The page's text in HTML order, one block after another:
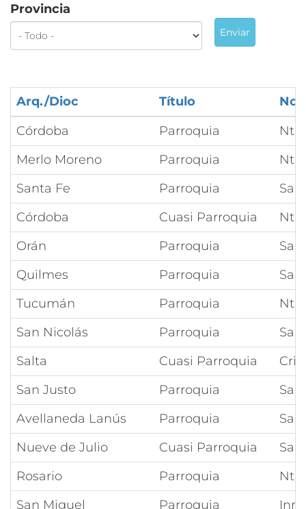
Provincia
Enviar
Arq./Dioc Título
Córdoba
Parroquia
Merlo Moreno
Parroquia
Santa Fe
Parroquia
Córdoba
Cuasi Parroquia
Orán
Parroquia
Quilmes
Parroquia
Tucumán
Parroquia
San Nicolás
Parroquia
Salta
Cuasi Parroquia
San Justo
Parroquia
Avellaneda Lanús
Parroquia
Nueve de Julio
Cuasi Parroquia
Rosario
Parroquia
San Miguel
Parroquia